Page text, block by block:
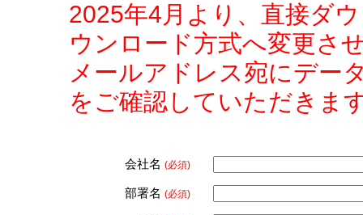
2025年4月より、直接ダ
ウンロード方式へ変更さ
メールアドレス宛にデー
をご確認していただきま
会社名 (必須)
部署名 (必須)